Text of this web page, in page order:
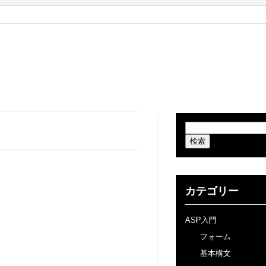
カテゴリー
ASP入門
フォーム
基本構文